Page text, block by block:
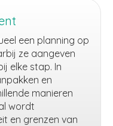
een planning op
ze aangeven
elke stap. In
en
manieren
wordt
en grenzen van